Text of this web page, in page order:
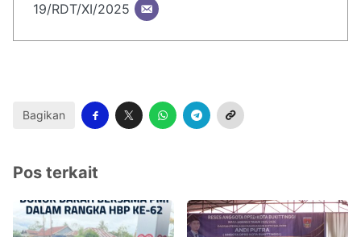
19/RDT/XI/2025
Bagikan
Pos terkait